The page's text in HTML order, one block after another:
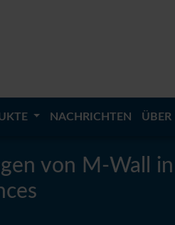
NACHRICHTEN ÜBER
von M-Wall